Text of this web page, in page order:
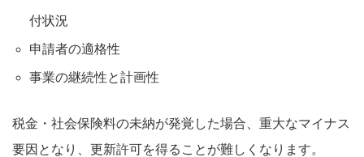
付状況
申請者の適格性
事業の継続性と計画性
税金・社会保険料の未納が発覚した場合、重大なマイナス
要因となり、更新許可を得ることが難しくなります。